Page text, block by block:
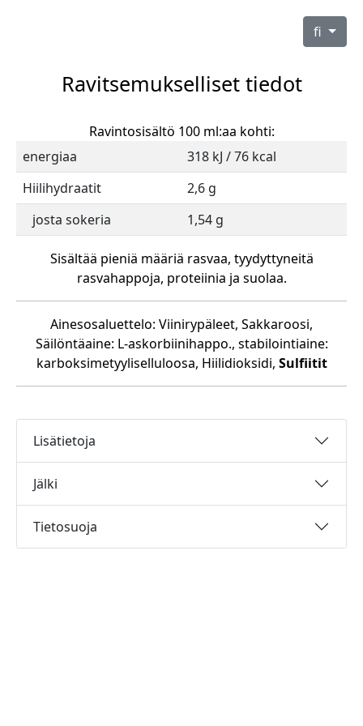
fi
Ravitsemukselliset tiedot
Ravintosisältö 100 ml:aa kohti:
energiaa
318 kJ / 76 kcal
Hiilihydraatit
2,6 g
josta sokeria
1,54 g
Sisältää pieniä määriä rasvaa, tyydyttyneitä
rasvahappoja, proteiinia ja suolaa.
Ainesosaluettelo: Viinirypäleet, Sakkaroosi,
Säilöntäaine: L-askorbiinihappo., stabilointiaine:
karboksimetyyliselluloosa, Hiilidioksidi, Sulfiitit
Lisätietoja
Jälki
Tietosuoja